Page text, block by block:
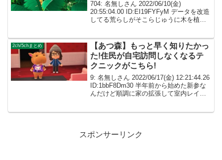
704: 名無しさん 2022/06/10(金)
20:55:04.00 ID:EI19FYFyM データを改造
してる荒らしがそこらじゅうに木を植え
2ch/5chまとめ
【あつ森】もっと早く知りたかっ
た!住民が自宅訪問しなくなるテ
クニックがこちら!
9: 名無しさん 2022/06/17(金) 12:21:44.26
ID:1bbF8Dm30 半年前から始めた新参な
んだけど順調に家の拡張して室内レイア
スポンサーリンク